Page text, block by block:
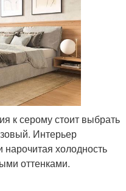
к серому стоит выбрать
Интерьер
холодность
оттенками.